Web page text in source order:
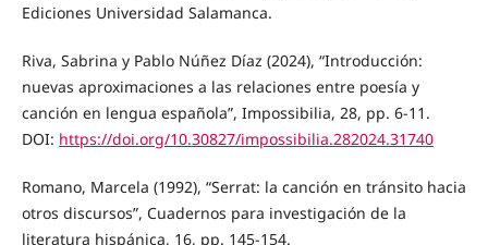
Ediciones Universidad Salamanca.
Riva, Sabrina y Pablo Núñez Díaz (2024), “Introducción:
nuevas aproximaciones a las relaciones entre poesía y
canción en lengua española”, Impossibilia, 28, pp. 6-11.
DOI: https://doi.org/10.30827/impossibilia.282024.31740
Romano, Marcela (1992), “Serrat: la canción en tránsito hacia
otros discursos”, Cuadernos para investigación de la
literatura hispánica, 16, pp. 145-154.